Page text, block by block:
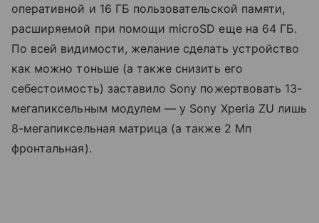
оперативной и 16 ГБ пользовательской памяти,
расширяемой при помощи microSD еще на 64 ГБ.
По всей видимости, желание сделать устройство
как можно тоньше (а также снизить его
себестоимость) заставило Sony пожертвовать 13-
мегапиксельным модулем — у Sony Xperia ZU лишь
8-мегапиксельная матрица (а также 2 Мп
фронтальная).